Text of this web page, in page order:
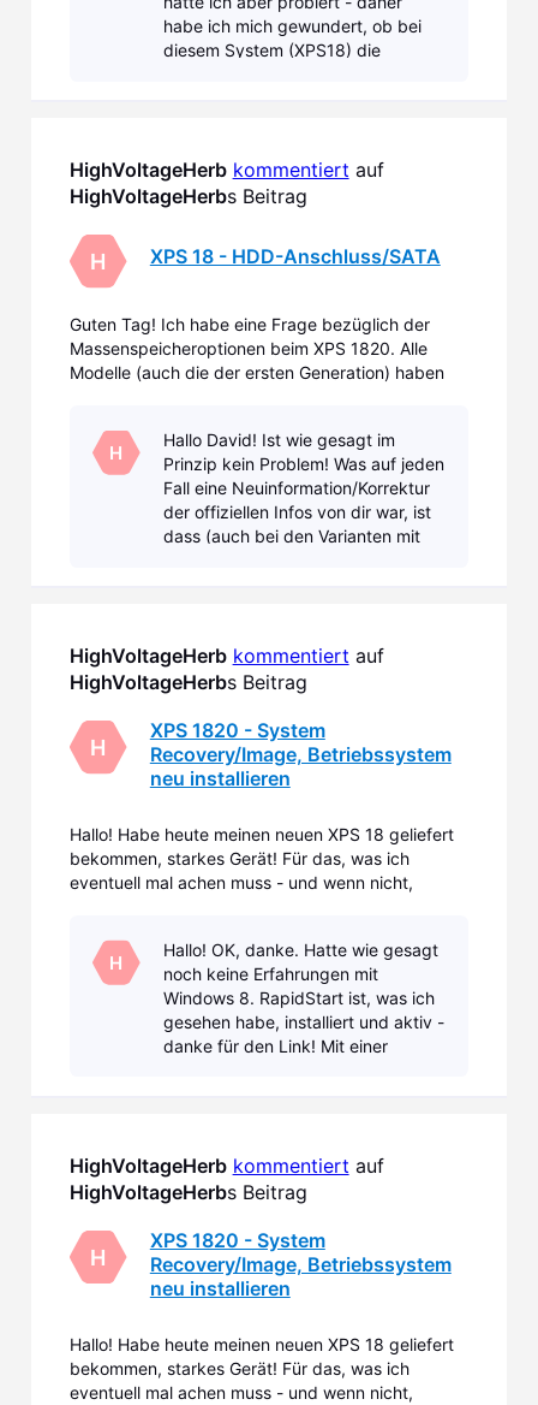
habe ich mich gewundert, ob bei
diesem System (XPS18) die
HighVoltageHerb kommentiert auf
HighVoltageHerbs Beitrag
H XPS 18 - HDD-Anschluss/SATA
Guten Tag! Ich habe eine Frage bezüglich der
Massenspeicheroptionen beim XPS 1820. Alle
Modelle (auch die der ersten Generation) haben
Prozessor der 2. Generation (XPS1820). Ich gehe
davon aus, dass auc
H
Hallo David! Ist wie gesagt im
Prinzip kein Problem! Was auf jeden
Fall eine Neuinformation/Korrektur
der offiziellen Infos von dir war, ist
dass (auch bei den Varianten mit
HighVoltageHerb kommentiert auf
HighVoltageHerbs Beitrag
H
XPS 1820 - System
Recovery/Image, Betriebssystem
neu installieren
Hallo! Habe heute meinen neuen XPS 18 geliefert
bekommen, starkes Gerät! Für das, was ich
eventuell mal achen muss - und wenn nicht,
Treiber usw... neu installieren. Ein Techniker sagte
mir im Dell-Chat, das
H
Hallo! OK, danke. Hatte wie gesagt
noch keine Erfahrungen mit
Windows 8. RapidStart ist, was ich
gesehen habe, installiert und aktiv -
danke für den Link! Mit einer
HighVoltageHerb kommentiert auf
HighVoltageHerbs Beitrag
H
XPS 1820 - System
Recovery/Image, Betriebssystem
neu installieren
Hallo! Habe heute meinen neuen XPS 18 geliefert
bekommen, starkes Gerät! Für das, was ich
eventuell mal achen muss - und wenn nicht,